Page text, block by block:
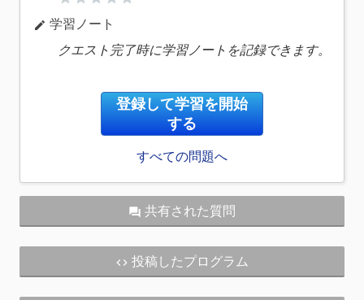
edit 学習ノート
クエスト完了時に学習ノートを記録できます。
登録して学習を開始
する
すべての問題へ
question_answer 共有された質問
code 投稿したプログラム